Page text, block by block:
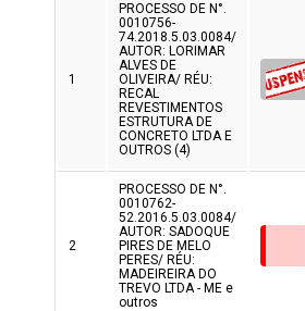
1
PROCESSO DE N°.
0010756-
74.2018.5.03.0084/
AUTOR: LORIMAR
ALVES DE
OLIVEIRA/ RÉU:
RECAL
REVESTIMENTOS
ESTRUTURA DE
CONCRETO LTDA E
OUTROS (4)
2
PROCESSO DE N°.
0010762-
52.2016.5.03.0084/
AUTOR: SADOQUE
PIRES DE MELO
PERES/ RÉU:
MADEIREIRA DO
TREVO LTDA - ME e
outros